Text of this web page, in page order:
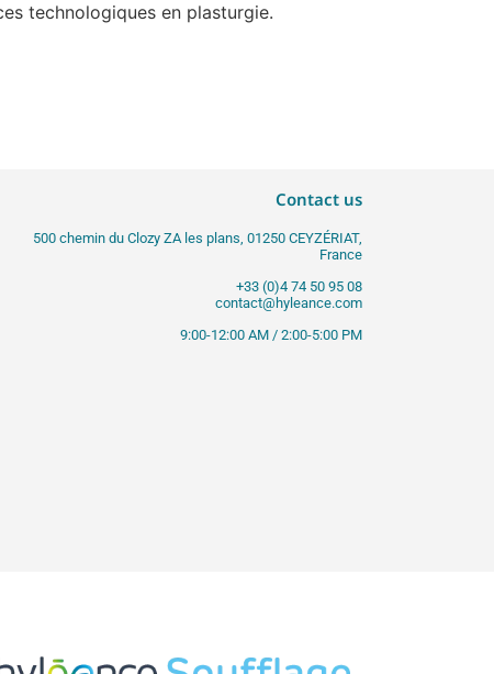
technologiques en plasturgie.
Contact us
500 chemin du Clozy ZA les plans, 01250 CEYZÉRIAT,
France
+33 (0)4 74 50 95 08
contact@hyleance.com
9:00-12:00 AM / 2:00-5:00 PM